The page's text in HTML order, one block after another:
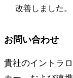
改善しました。
お問い合わせ
貴社のイントラ